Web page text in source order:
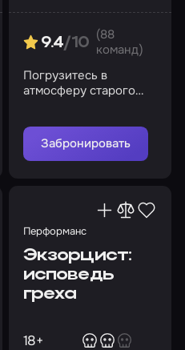
9.4/10
(88
команд)
Погрузитесь в
атмосферу старого
на каждом шагу
Забронировать
Перформанс
Экзорцист:
исповедь
греха
18+